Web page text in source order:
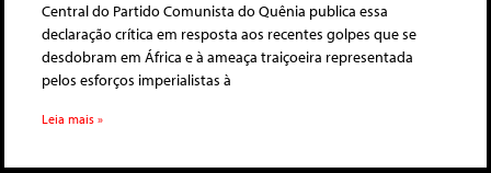
Central do Partido Comunista do Quênia publica essa
declaração crítica em resposta aos recentes golpes que se
desdobram em África e à ameaça traiçoeira representada
pelos esforços imperialistas à
Leia mais »